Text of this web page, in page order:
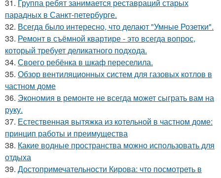
31. Группа ребят занимается реставраций старых
парадных в Санкт-петербурге.
32. Всегда было интересно, что делают "Умные Розетки".
33. Ремонт в съёмной квартире - это всегда вопрос,
который требует деликатного подхода.
34. Своего ребёнка в шкаф переселила.
35. Обзор вентиляционных систем для газовых котлов в
частном доме
36. Экономия в ремонте не всегда может сыграть вам на
руку.
37. Естественная вытяжка из котельной в частном доме:
принцип работы и преимущества
38. Какие водные пространства можно использовать для
отдыха
39. Достопримечательности Кирова: что посмотреть в